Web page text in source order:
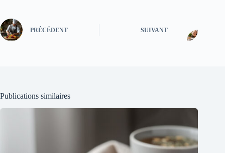
PRÉCÉDENT SUIVANT
Publications similaires